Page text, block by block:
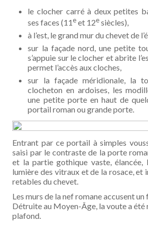
le clocher carré à deux petites
ses faces (11eet 12esiècles),
à l’est, le grand mur du chevet de
sur la façade nord, une petite
s’appuie sur le clocher et abrite
permet l’accès aux cloches,
sur la façade méridionale, la
clocheton en ardoises, les
une petite porte en haut de
portail roman ou grande porte.
Entrant par ce portail à simples
saisi par le contraste de la porte
et la partie gothique vaste, élancée,
lumière des vitraux et de la rosace, et
retables du chevet.
Les murs de la nef romane accusent
Détruite au Moyen-Âge, la voute a été
plafond.